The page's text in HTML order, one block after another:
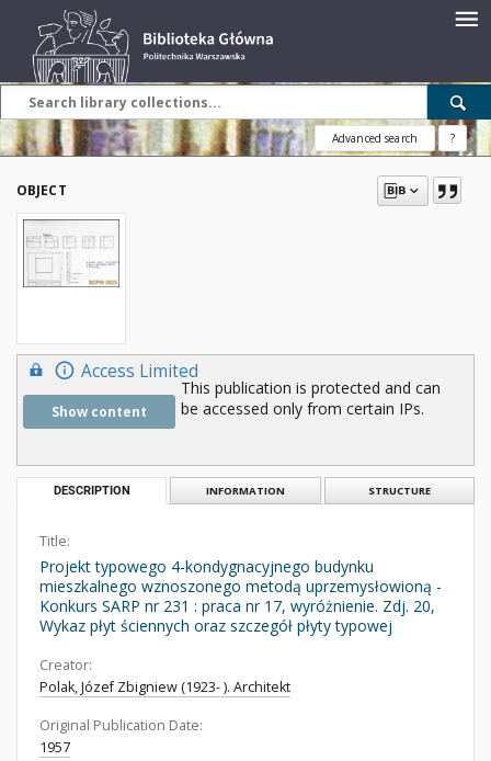
Advanced search ?
OBJECT
Access Limited
Show content
This publication is protected and can
be accessed only from certain IPs.
DESCRIPTION INFORMATION STRUCTURE
Title:
Projekt typowego 4-kondygnacyjnego budynku
mieszkalnego wznoszonego metodą uprzemysłowioną -
Konkurs SARP nr 231 : praca nr 17, wyróżnienie. Zdj. 20,
Wykaz płyt ściennych oraz szczegół płyty typowej
Creator:
Polak, Józef Zbigniew (1923- ). Architekt
Original Publication Date:
1957